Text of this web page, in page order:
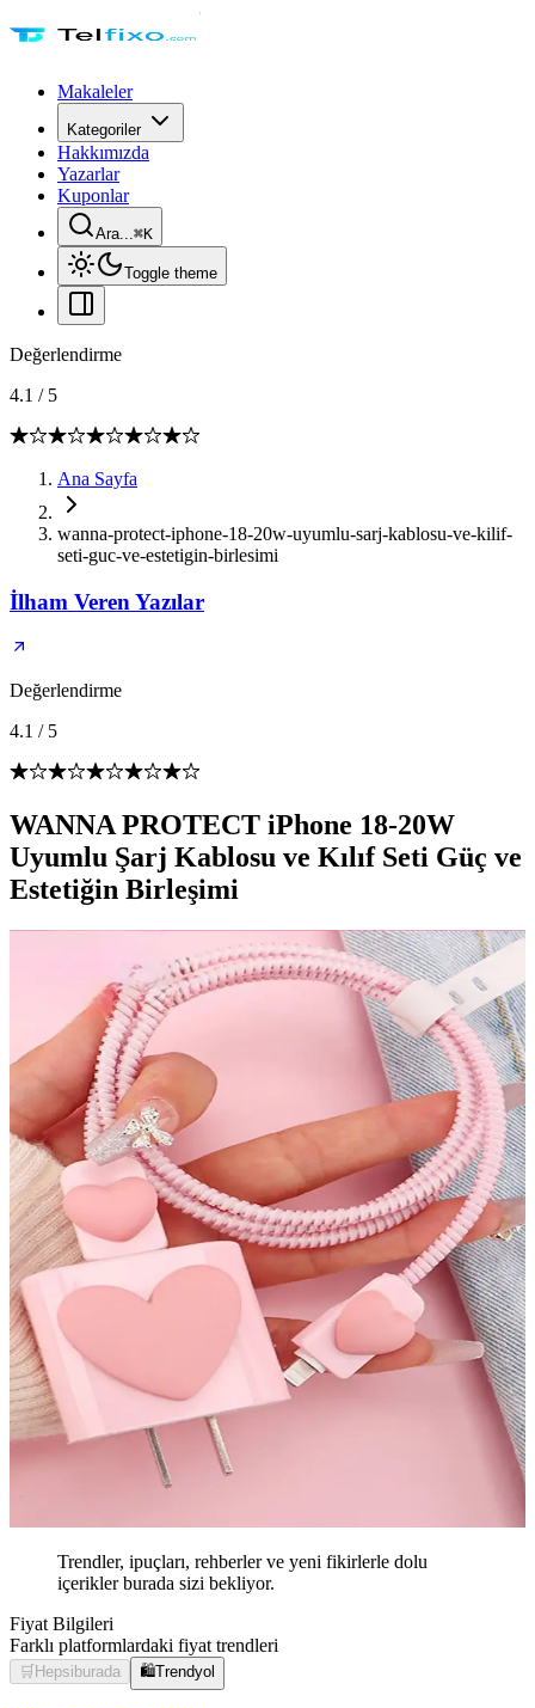
Makaleler
Kategoriler
Hakkımızda
Yazarlar
Kuponlar
Ara...⌘K
Toggle theme
Değerlendirme
4.1 / 5
Ana Sayfa
wanna-protect-iphone-18-20w-uyumlu-sarj-kablosu-ve-kilif-
seti-guc-ve-estetigin-birlesimi
İlham Veren Yazılar
Değerlendirme
4.1 / 5
WANNA PROTECT iPhone 18-20W
Uyumlu Şarj Kablosu ve Kılıf Seti Güç ve
Estetiğin Birleşimi
Trendler, ipuçları, rehberler ve yeni fikirlerle dolu
içerikler burada sizi bekliyor.
Fiyat Bilgileri
Farklı platformlardaki fiyat trendleri
🛒 Hepsiburada 🛍️Trendyol